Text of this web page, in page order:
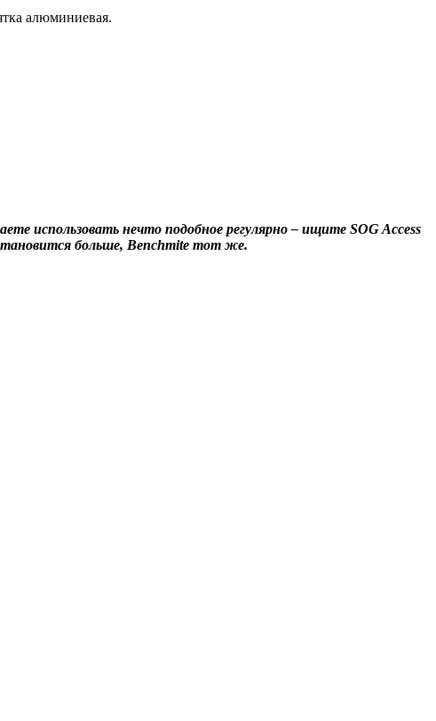
алюминиевая.
использовать нечто подобное регулярно – ищите SOG Access
больше, Benchmite тот же.